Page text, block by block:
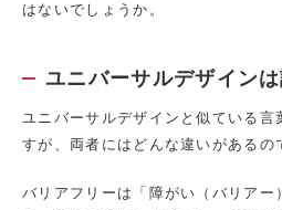
はないでしょうか。
ユニバーサルデザイン
ユニバーサルデザインと似ている言
すが、両者にはどんな違いがあるの
バリアフリーは「障がい（バリアー